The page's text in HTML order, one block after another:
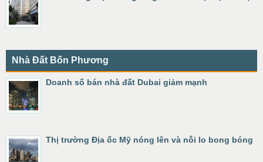
Nhà Đất Bốn Phương
Doanh số bán nhà đất Dubai giảm mạnh
Thị trường Địa ốc Mỹ nóng lên và nỗi lo bong bóng